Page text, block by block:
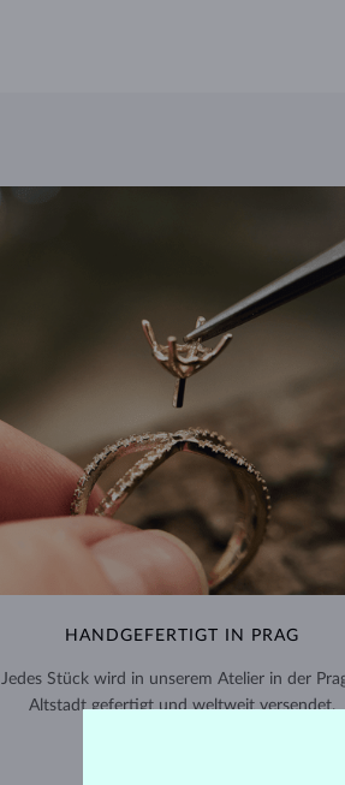
HANDGEFERTIGT IN PRAG
Jedes Stück wird in unserem Atelier in der
Altstadt gefertigt und weltweit versendet.